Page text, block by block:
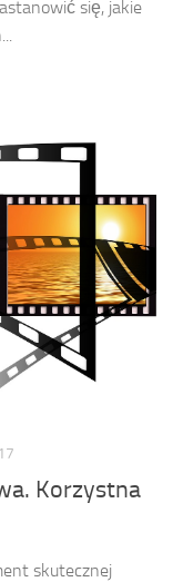
się, jakie
Korzystna
skutecznej